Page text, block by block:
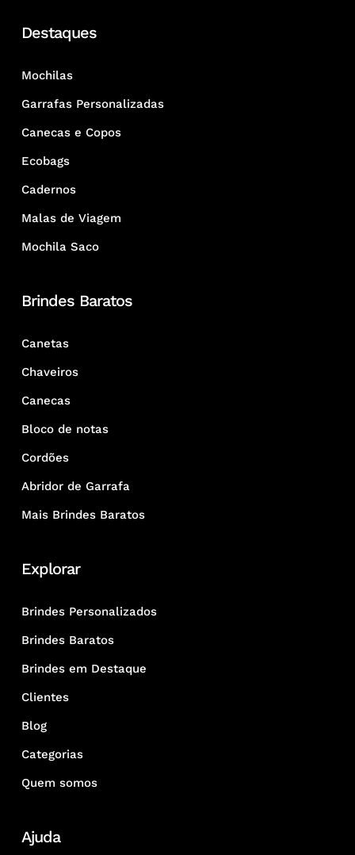
Destaques
Mochilas
Garrafas Personalizadas
Canecas e Copos
Ecobags
Cadernos
Malas de Viagem
Mochila Saco
Brindes Baratos
Canetas
Chaveiros
Canecas
Bloco de notas
Cordões
Abridor de Garrafa
Mais Brindes Baratos
Explorar
Brindes Personalizados
Brindes Baratos
Brindes em Destaque
Clientes
Blog
Categorias
Quem somos
Ajuda